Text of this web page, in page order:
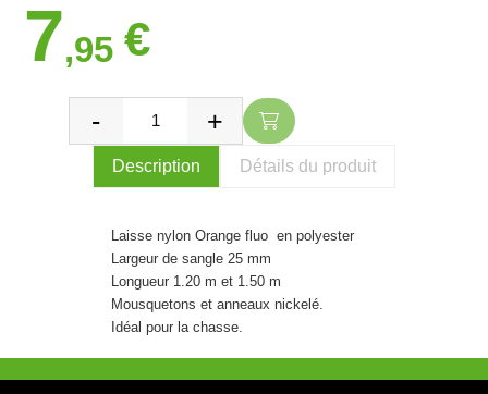
7,95 €
Description Détails du produit
Laisse nylon Orange fluo en polyester
Largeur de sangle 25 mm
Longueur 1.20 m et 1.50 m
Mousquetons et anneaux nickelé.
Idéal pour la chasse.